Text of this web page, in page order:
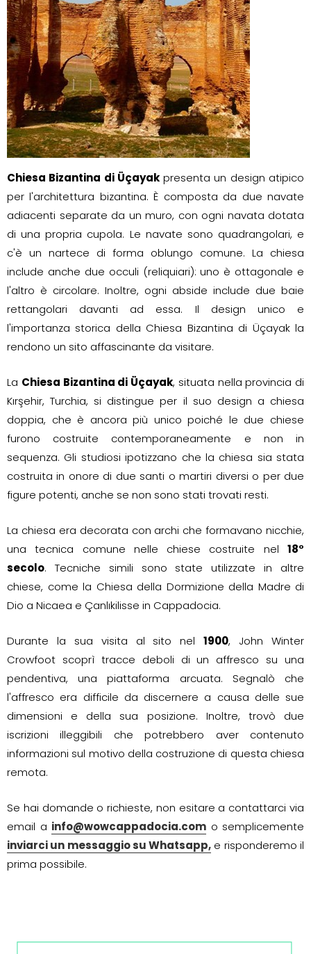
Chiesa Bizantina di Üçayakpresenta un design atipico
per l'architettura bizantina. È composta da due navate
adiacenti separate da un muro, con ogni navata dotata
di una propria cupola. Le navate sono quadrangolari, e
c'è un nartece di forma oblungo comune. La chiesa
include anche due occuli (reliquiari): uno è ottagonale e
l'altro è circolare. Inoltre, ogni abside include due baie
rettangolari davanti ad essa. Il design unico e
l'importanza storica della Chiesa Bizantina di Üçayak la
rendono un sito affascinante da visitare.
La Chiesa Bizantina di Üçayak, situata nella provincia di
Kırşehir, Turchia, si distingue per il suo design a chiesa
doppia, che è ancora più unico poiché le due chiese
furono costruite contemporaneamente e non in
sequenza. Gli studiosi ipotizzano che la chiesa sia stata
costruita in onore di due santi o martiri diversi o per due
figure potenti, anche se non sono stati trovati resti.
La chiesa era decorata con archi che formavano nicchie,
una tecnica comune nelle chiese costruite nel 18°
secolo. Tecniche simili sono state utilizzate in altre
chiese, come la Chiesa della Dormizione della Madre di
Dio a Nicaea e Çanlıkilisse in Cappadocia.
Durante la sua visita al sito nel1900, John Winter
Crowfoot scoprì tracce deboli di un affresco su una
pendentiva, una piattaforma arcuata. Segnalò che
l'affresco era difficile da discernere a causa delle sue
dimensioni e della sua posizione. Inoltre, trovò due
iscrizioni illeggibili che potrebbero aver contenuto
informazioni sul motivo della costruzione di questa chiesa
remota.
Se hai domande o richieste, non esitare a contattarci via
email a info@wowcappadocia.com o semplicemente
inviarci un messaggio su Whatsapp, e risponderemo il
prima possibile.